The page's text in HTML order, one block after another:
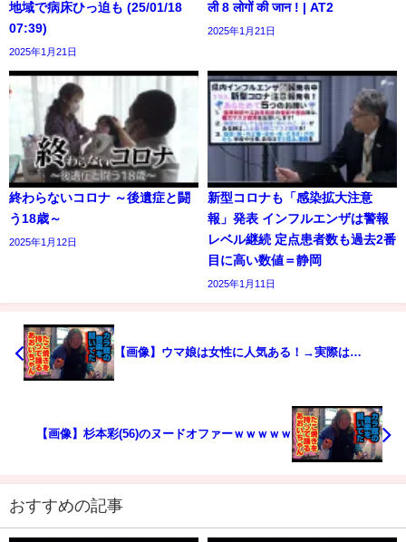
地域で病床ひっ迫も (25/01/18
07:39)
2025年1月21日
ली 8 लोगों की जान ! | AT2
2025年1月21日
終わらないコロナ ～後遺症と闘
う18歳～
2025年1月12日
新型コロナも「感染拡大注意
報」発表 インフルエンザは警報
レベル継続 定点患者数も過去2番
目に高い数値＝静岡
2025年1月11日
【画像】ウマ娘は女性に人気ある！→実際は…
【画像】杉本彩(56)のヌードオファーｗｗｗｗｗ
おすすめの記事